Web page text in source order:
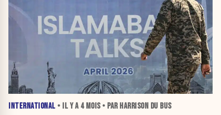
INTERNATIONAL • IL Y A 4 MOIS• PAR HARRISON DU BUS